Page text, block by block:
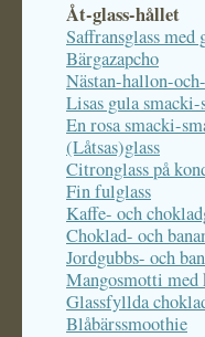
Åt-glass-hållet
Saffransglass med
Bärgazapcho
Nästan-hallon-
Lisas gula smacki-
En rosa smacki-
(Låtsas)glass
Citronglass på
Fin fulglass
Kaffe- och
Choklad- och
Jordgubbs- och
Mangosmotti med
Glassfyllda
Blåbärssmoothie